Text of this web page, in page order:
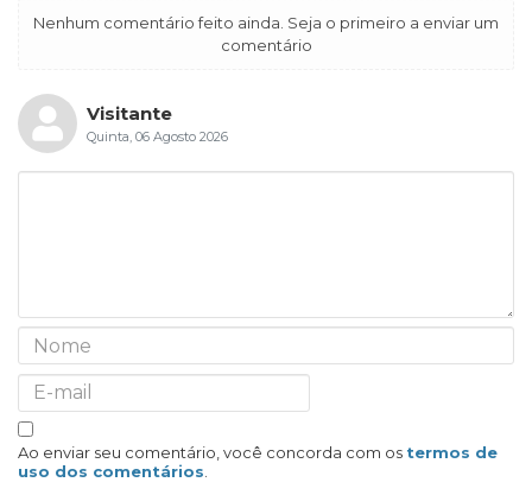
Nenhum comentário feito ainda. Seja o primeiro a enviar um
comentário
Visitante
Quinta, 06 Agosto 2026
Ao enviar seu comentário, você concorda com os termos de
uso dos comentários